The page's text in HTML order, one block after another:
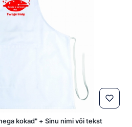
kokad" + Sinu nimi või tekst